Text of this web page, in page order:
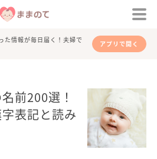
た情報が毎日届く！夫婦で
アプリで開く
前200選！
表記と読み